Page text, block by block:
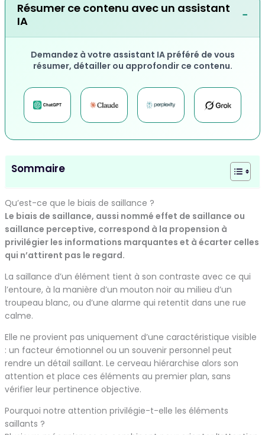
Résumer ce contenu avec un assistant
IA
−
Demandez à votre assistant IA préféré de vous
résumer, détailler ou approfondir ce contenu.
Sommaire
Qu’est-ce que le biais de saillance ?
Le biais de saillance, aussi nommé effet de saillance ou
saillance perceptive, correspond à la propension à
privilégier les informations marquantes et à écarter celles
qui n’attirent pas le regard.
La saillance d’un élément tient à son contraste avec ce qui
l’entoure, à la manière d’un mouton noir au milieu d’un
troupeau blanc, ou d’une alarme qui retentit dans une rue
calme.
Elle ne provient pas uniquement d’une caractéristique visible
: un facteur émotionnel ou un souvenir personnel peut
rendre un détail saillant. Le cerveau hiérarchise alors son
attention et place ces éléments au premier plan, sans
vérifier leur pertinence objective.
Pourquoi notre attention privilégie-t-elle les éléments
saillants ?